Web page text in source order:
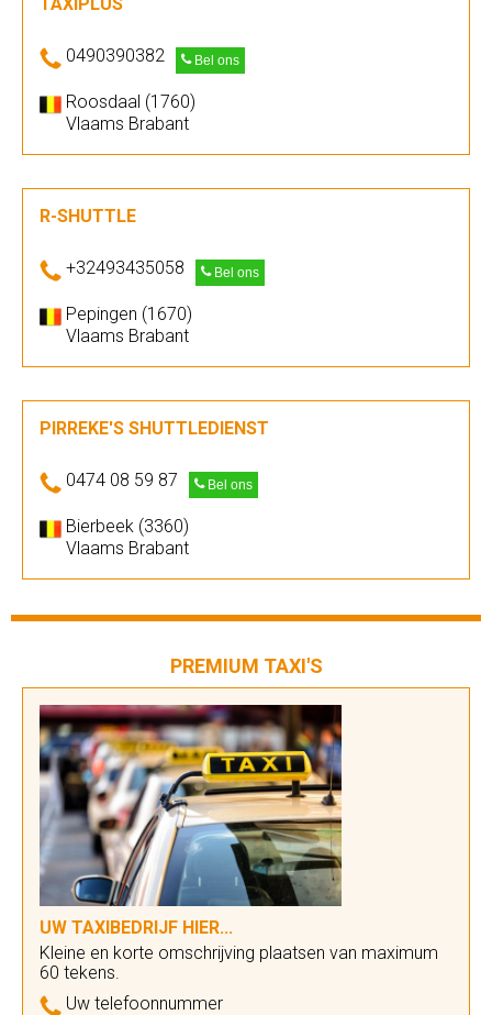
0490390382 Bel ons
Roosdaal (1760)
Vlaams Brabant
R-SHUTTLE
+32493435058 Bel ons
Pepingen (1670)
Vlaams Brabant
PIRREKE'S SHUTTLEDIENST
0474 08 59 87 Bel ons
Bierbeek (3360)
Vlaams Brabant
PREMIUM TAXI'S
UW TAXIBEDRIJF HIER...
Kleine en korte omschrijving plaatsen van maximum
60 tekens.
Uw telefoonnummer